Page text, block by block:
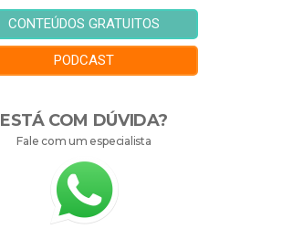
CONTEÚDOS GRATUITOS
PODCAST
ESTÁ COM DÚVIDA?
Fale com um especialista